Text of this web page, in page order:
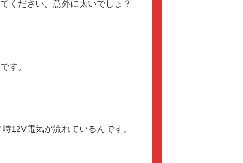
ください。意外に太いでしょ？
す。
12V電気が流れているんです。